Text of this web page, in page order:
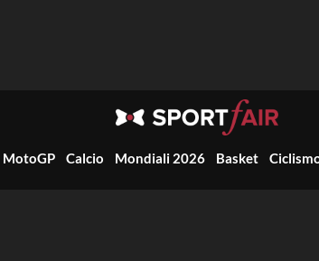
MotoGP Calcio Mondiali 2026 Basket